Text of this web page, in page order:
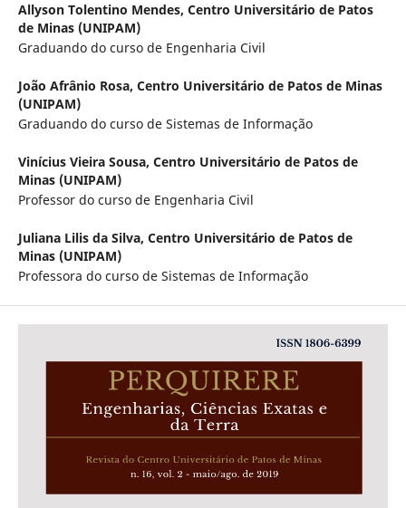
Allyson Tolentino Mendes, Centro Universitário de Patos
de Minas (UNIPAM)
Graduando do curso de Engenharia Civil
João Afrânio Rosa, Centro Universitário de Patos de Minas
(UNIPAM)
Graduando do curso de Sistemas de Informação
Vinícius Vieira Sousa, Centro Universitário de Patos de
Minas (UNIPAM)
Professor do curso de Engenharia Civil
Juliana Lilis da Silva, Centro Universitário de Patos de
Minas (UNIPAM)
Professora do curso de Sistemas de Informação